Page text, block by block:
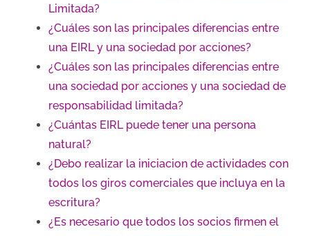
Limitada?
¿Cuáles son las principales diferencias entre
una EIRL y una sociedad por acciones?
¿Cuáles son las principales diferencias entre
una sociedad por acciones y una sociedad de
responsabilidad limitada?
¿Cuántas EIRL puede tener una persona
natural?
¿Debo realizar la iniciacion de actividades con
todos los giros comerciales que incluya en la
escritura?
¿Es necesario que todos los socios firmen el